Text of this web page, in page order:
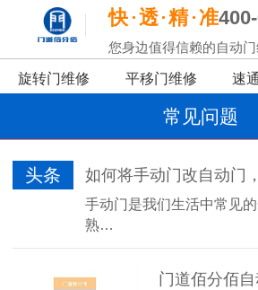
快 透 精 准
您身边值得信赖的自动
旋转门维修 平移门维修 速
常见问题
头条
手动门是我们生活中常见
熟…
门道佰分佰